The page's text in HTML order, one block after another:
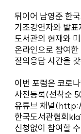
뒤이어 남영준 한
기조강연자와 발
도서관의 현재와
온라인으로 참여
질의응답 시간을
이번 포럼은 코로
사전등록(선착순
유튜브 채널
한국도서관협회
신청없이 참여할